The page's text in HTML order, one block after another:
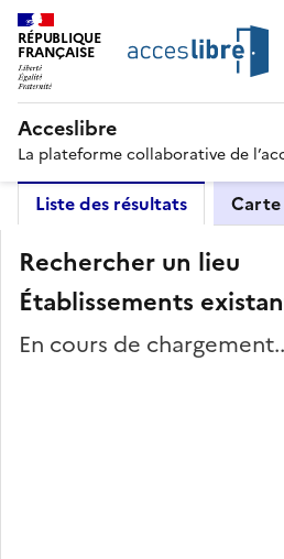
RÉPUBLIQUE
FRANÇAISE
Acceslibre
La plateforme collaborative de
Liste des résultats Carte
Rechercher un lieu
Établissements
En cours de